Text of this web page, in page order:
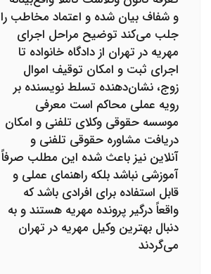
و شفاف بیان شده و اعتماد مخاطب را
جلب می‌کند توضیح مراحل اجرای
مهریه در تهران از دادگاه خانواده تا
اجرای ثبت و امکان توقیف اموال
زوج، نشان‌دهنده تسلط نویسنده بر
رویه عملی محاکم است معرفی
موسسه حقوقی وکلای تلفنی و امکان
دریافت مشاوره حقوقی تلفنی و
آنلاین نیز باعث شده این مطلب صرفاً
آموزشی نباشد بلکه راهنمای عملی و
قابل استفاده برای افرادی باشد که
واقعاً درگیر پرونده مهریه هستند و به
دنبال بهترین وکیل مهریه در تهران
می‌گردند